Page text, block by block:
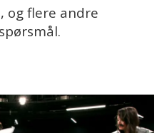
og flere andre